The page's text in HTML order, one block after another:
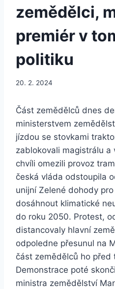
zemědělci,
premiér v
politiku
20. 2. 2024
Část zemědělců dnes
ministerstvem
jízdou se stovkami
zablokovali magistrálu a
chvíli omezili provoz
česká vláda odstoupila
unijní Zelené dohody
dosáhnout klimatické
do roku 2050. Protest,
distancovaly hlavní
odpoledne přesunul na
část zemědělců ho před
Demonstrace poté
ministra zemědělství